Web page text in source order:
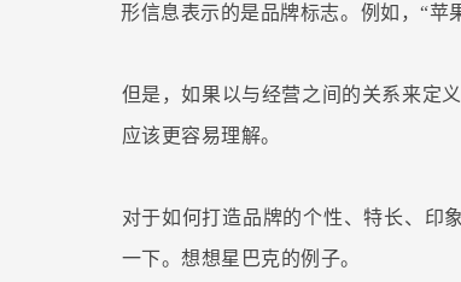
形信息表示的是品牌标志。例如，“苹
但是，如果以与经营之间的关系来定
应该更容易理解。
对于如何打造品牌的个性、特长、印象
一下。想想星巴克的例子。